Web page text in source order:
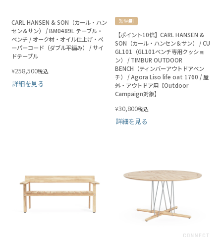
CARL HANSEN & SON（カール・ハン
セン＆サン） / BM0489L テーブル・
ベンチ / オーク材・オイル仕上げ・ペ
ーパーコード（ダブル平編み） / サイ
ドテーブル
¥258,500税込
詳細を見る
短納期
【ポイント10倍】CARL HANSEN &
SON（カール・ハンセン＆サン） / CU
GL101（GL101ベンチ専用クッショ
ン） / TIMBUR OUTDOOR
BENCH（ティンバーアウトドアベン
チ） / Agora Liso life oat 1760 / 屋
外・アウトドア用【Outdoor
Campaign対象】
¥30,800税込
詳細を見る